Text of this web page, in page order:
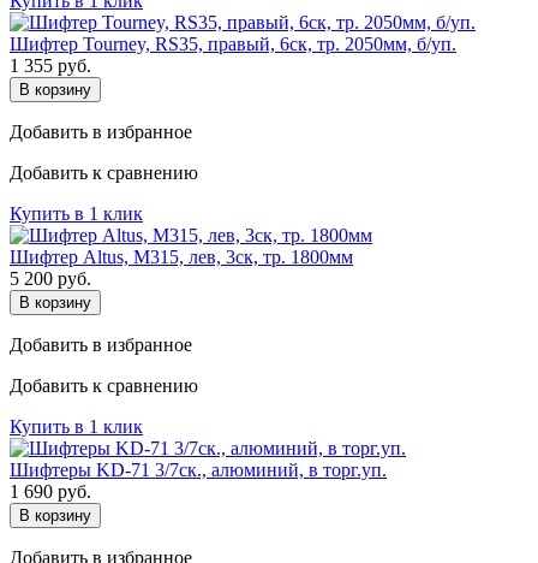
Шифтер Tourney, RS35, правый, 6ск, тр. 2050мм, б/уп.
1 355 руб.
В корзину
Добавить в избранное
Добавить к сравнению
Купить в 1 клик
Шифтер Altus, M315, лев, 3ск, тр. 1800мм
5 200 руб.
В корзину
Добавить в избранное
Добавить к сравнению
Купить в 1 клик
Шифтеры KD-71 3/7ск., алюминий, в торг.уп.
1 690 руб.
В корзину
Добавить в избранное